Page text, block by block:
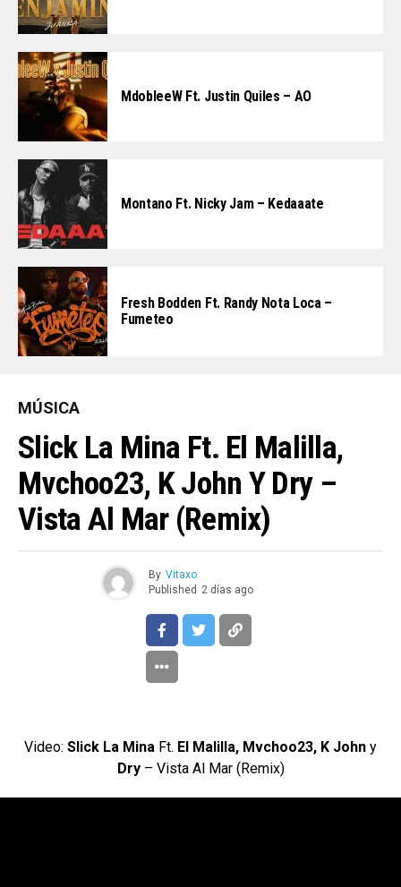
MdobleeW Ft. Justin Quiles – AO
Montano Ft. Nicky Jam – Kedaaate
Fresh Bodden Ft. Randy Nota Loca –
Fumeteo
MÚSICA
Slick La Mina Ft. El Malilla,
Mvchoo23, K John Y Dry –
Vista Al Mar (Remix)
By Vitaxo
Published 2 días ago
Video: Slick La Mina Ft. El Malilla, Mvchoo23, K John y
Dry – Vista Al Mar (Remix)